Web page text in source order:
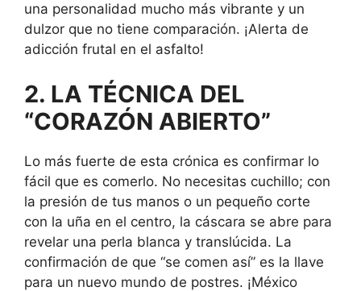
una personalidad mucho más vibrante y un
dulzor que no tiene comparación. ¡Alerta de
adicción frutal en el asfalto!
2. LA TÉCNICA DEL
“CORAZÓN ABIERTO”
Lo más fuerte de esta crónica es confirmar lo
fácil que es comerlo. No necesitas cuchillo; con
la presión de tus manos o un pequeño corte
con la uña en el centro, la cáscara se abre para
revelar una perla blanca y translúcida. La
confirmación de que “se comen así” es la llave
para un nuevo mundo de postres. ¡México